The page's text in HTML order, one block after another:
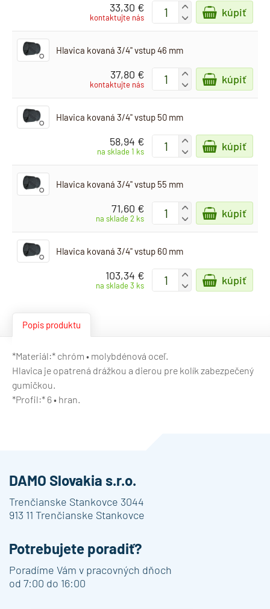
33,30 €
kontaktujte nás
+
-
kúpiť
Hlavica kovaná 3/4" vstup 46 mm
37,80 €
kontaktujte nás
+
-
kúpiť
Hlavica kovaná 3/4" vstup 50 mm
58,94 €
na sklade 1 ks
+
-
kúpiť
Hlavica kovaná 3/4" vstup 55 mm
71,60 €
na sklade 2 ks
+
-
kúpiť
Hlavica kovaná 3/4" vstup 60 mm
103,34 €
na sklade 3 ks
+
-
kúpiť
Popis produktu
*Materiál:* chróm • molybdénová oceľ.
Hlavica je opatrená drážkou a dierou pre kolík zabezpečený
gumičkou.
*Profil:* 6 • hran.
DAMO Slovakia s.r.o.
Trenčianske Stankovce 3044
913 11 Trenčianske Stankovce
Potrebujete poradiť?
Poradíme Vám v pracovných dňoch
od 7:00 do 16:00